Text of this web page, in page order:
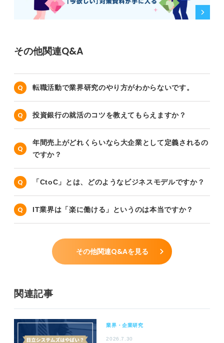
その他関連Q&A
転職活動で業界研究のやり方がわからないです。
投資銀行の就活のコツを教えてもらえますか？
年間売上がどれくらいなら大企業として定義されるの
ですか？
「CtoC」とは、どのようなビジネスモデルですか？
IT業界は「楽に働ける」というのは本当ですか？
その他関連Q&Aを見る
関連記事
業界・企業研究
2026.7.30